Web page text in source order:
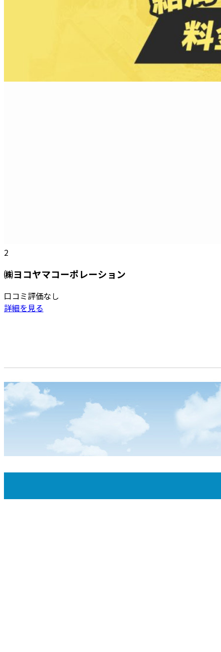
2
㈱ヨコヤマコーポレーション
口コミ評価なし
詳細を見る